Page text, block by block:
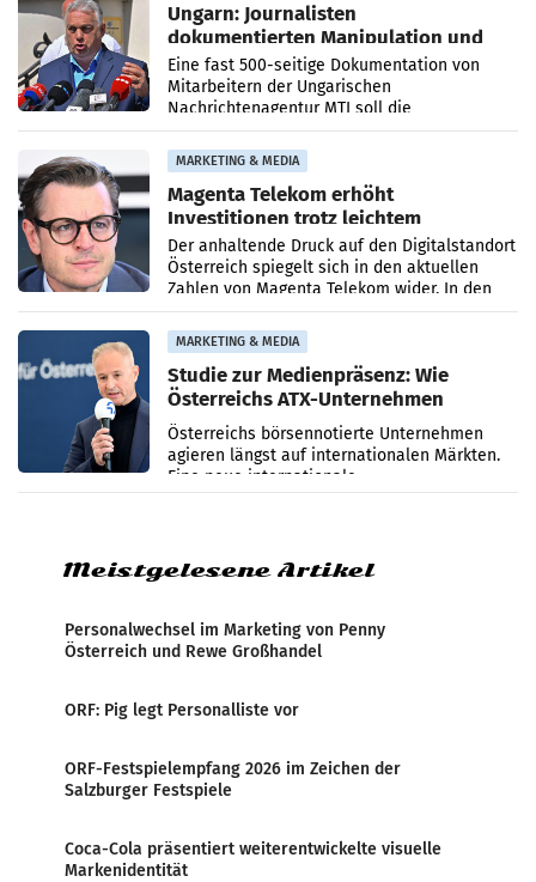
Ungarn: Journalisten
dokumentierten Manipulation und
Zensur
Eine fast 500-seitige Dokumentation von
Mitarbeitern der Ungarischen
Nachrichtenagentur MTI soll die
systematische Nachrichten-Manipulation und
Zensur bei der Agentur während der Zeit
MARKETING & MEDIA
Magenta Telekom erhöht
Investitionen trotz leichtem
Umsatzrückgang
Der anhaltende Druck auf den Digitalstandort
Österreich spiegelt sich in den aktuellen
Zahlen von Magenta Telekom wider. In den
ersten sechs Monaten des laufenden Jahres
verzeichnete
MARKETING & MEDIA
Studie zur Medienpräsenz: Wie
Österreichs ATX-Unternehmen
international wahrgenommen
werden
Österreichs börsennotierte Unternehmen
agieren längst auf internationalen Märkten.
Eine neue internationale
Medienresonanzanalyse untersucht die
Meistgelesene Artikel
Personalwechsel im Marketing von Penny
Österreich und Rewe Großhandel
ORF: Pig legt Personalliste vor
ORF-Festspielempfang 2026 im Zeichen der
Salzburger Festspiele
Coca-Cola präsentiert weiterentwickelte visuelle
Markenidentität